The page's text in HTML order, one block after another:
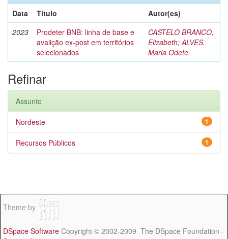
Data
Título
Autor(es)
2023
Prodeter BNB: linha de base e
avalição ex-post em territórios
selecionados
CASTELO BRANCO,
Elizabeth;ALVES,
Maria Odete
Refinar
Assunto
1
Nordeste
1
Recursos Públicos
Theme by
DSpace Software Copyright © 2002-2009 The DSpace Foundation -